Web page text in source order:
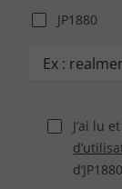
JP1880
J’ai lu